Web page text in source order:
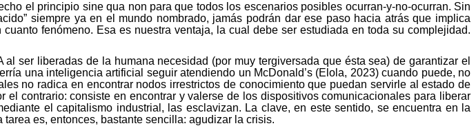
el principio sine qua non para que todos los escenarios posibles ocurran-y-no-ocurran. Sin
siempre ya en el mundo nombrado, jamás podrán dar ese paso hacia atrás que implica
fenómeno. Esa es nuestra ventaja, la cual debe ser estudiada en toda su complejidad.
ser liberadas de la humana necesidad (por muy tergiversada que ésta sea) de garantizar el
una inteligencia artificial seguir atendiendo un McDonald’s (Elola, 2023) cuando puede, no
no radica en encontrar nodos irrestrictos de conocimiento que puedan servirle al estado de
contrario: consiste en encontrar y valerse de los dispositivos comunicacionales para liberar
el capitalismo industrial, las esclavizan. La clave, en este sentido, se encuentra en la
es, entonces, bastante sencilla: agudizar la crisis.